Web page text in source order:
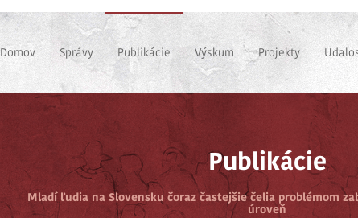
Domov Správy Publikácie Výskum Projekty
Publikácie
Mladí ľudia na Slovensku čoraz častejšie čelia problémom
úroveň